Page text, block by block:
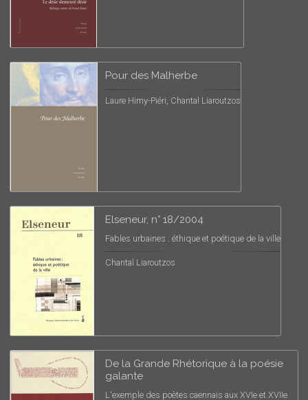
Pour des Malherbe
Laure Himy-Piéri, Chantal Liaroutzos
Elseneur, n° 18/2004
Fables urbaines : éthique et poétique de la ville
Chantal Liaroutzos
De la Grande Rhétorique à la poésie
galante
L'exemple des poètes caennais aux XVIe et XVIIe